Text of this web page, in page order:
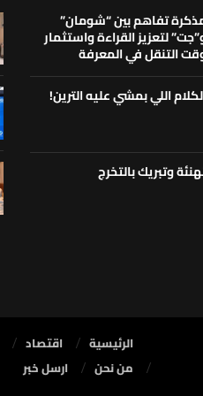
تفاهم بين “شومان”
لتعزيز القراءة واستثمار
التنقل في المعرفة
اللي بمشي عليه الترين!
وتبريك بالتخرج
الرئيسية ⁠اقتصاد
من نحن
ارسل خبر